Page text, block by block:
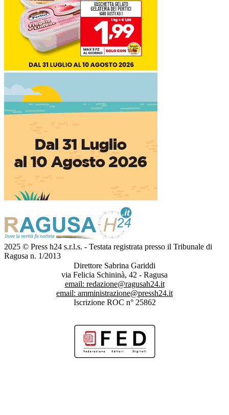
2025 © Press h24 s.r.l.s. - Testata registrata presso il Tribunale di
Ragusa n. 1/2013
Direttore Sabrina Gariddi
via Felicia Schininà, 42 - Ragusa
email: redazione@ragusah24.it
email: amministrazione@pressh24.it
Iscrizione ROC n° 25862